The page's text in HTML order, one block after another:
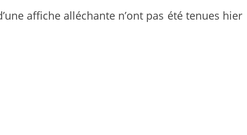
affiche alléchante n’ont pas été tenues hier